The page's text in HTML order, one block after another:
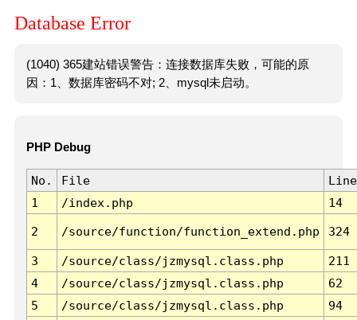
Database Error
(1040) 365建站错误警告：连接数据库失败，可能的原
因：1、数据库密码不对; 2、mysql未启动。
PHP Debug
No. File
Line
1
/index.php 14
2 /source/function/function_extend.php 324
3 /source/class/jzmysql.class.php
211
4
/source/class/jzmysql.class.php
62
5
/source/class/jzmysql.class.php
94